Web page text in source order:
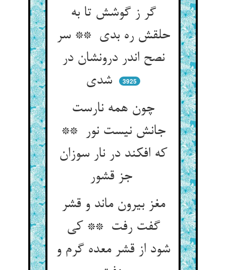
گر ز گوشش تا به
حلقش ره بدی ** سر
نصح اندر درونشان در
شدی
3925
چون همه نارست
جانش نیست نور **
که افکند در نار سوزان
مغز بیرون ماند و قشر
گفت رفت ** کی
شود از قشر معده گرم و